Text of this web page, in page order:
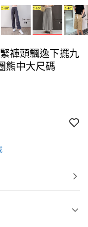
褲頭飄逸下擺九
熊中大尺碼